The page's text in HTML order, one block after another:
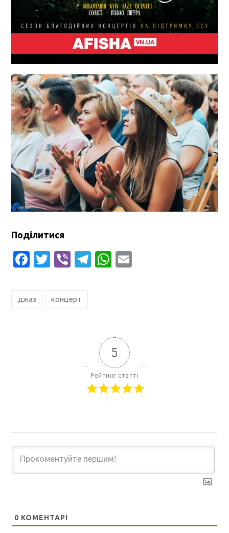
Поділитися
Facebook
Twitter
ViberTelegram
WhatsApp
джаз концерт
5
Рейтинг статті
0 КОМЕНТАРІ